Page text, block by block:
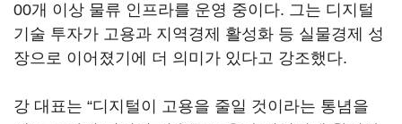
00개 이상 물류 인프라를 운영 중이다. 그는 디지털
기술 투자가 고용과 지역경제 활성화 등 실물경제 성
장으로 이어졌기에 더 의미가 있다고 강조했다.
강 대표는 “디지털이 고용을 줄일 것이라는 통념을